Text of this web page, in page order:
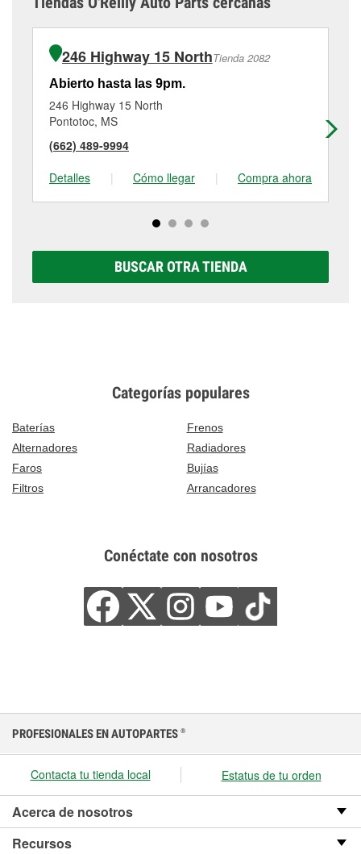
246 Highway 15 NorthTienda 2082
Abierto hasta las 9pm.
246 Highway 15 North
Pontotoc, MS
(662) 489-9994
Detalles
| Cómo llegar | Compra ahora
BUSCAR OTRA TIENDA
Categorías populares
Baterías
Frenos
Alternadores
Radiadores
Faros
Bujías
Filtros
Arrancadores
Conéctate con nosotros
PROFESIONALES EN AUTOPARTES ®
Contacta tu tienda local Estatus de tu orden
Acerca de nosotros
Recursos